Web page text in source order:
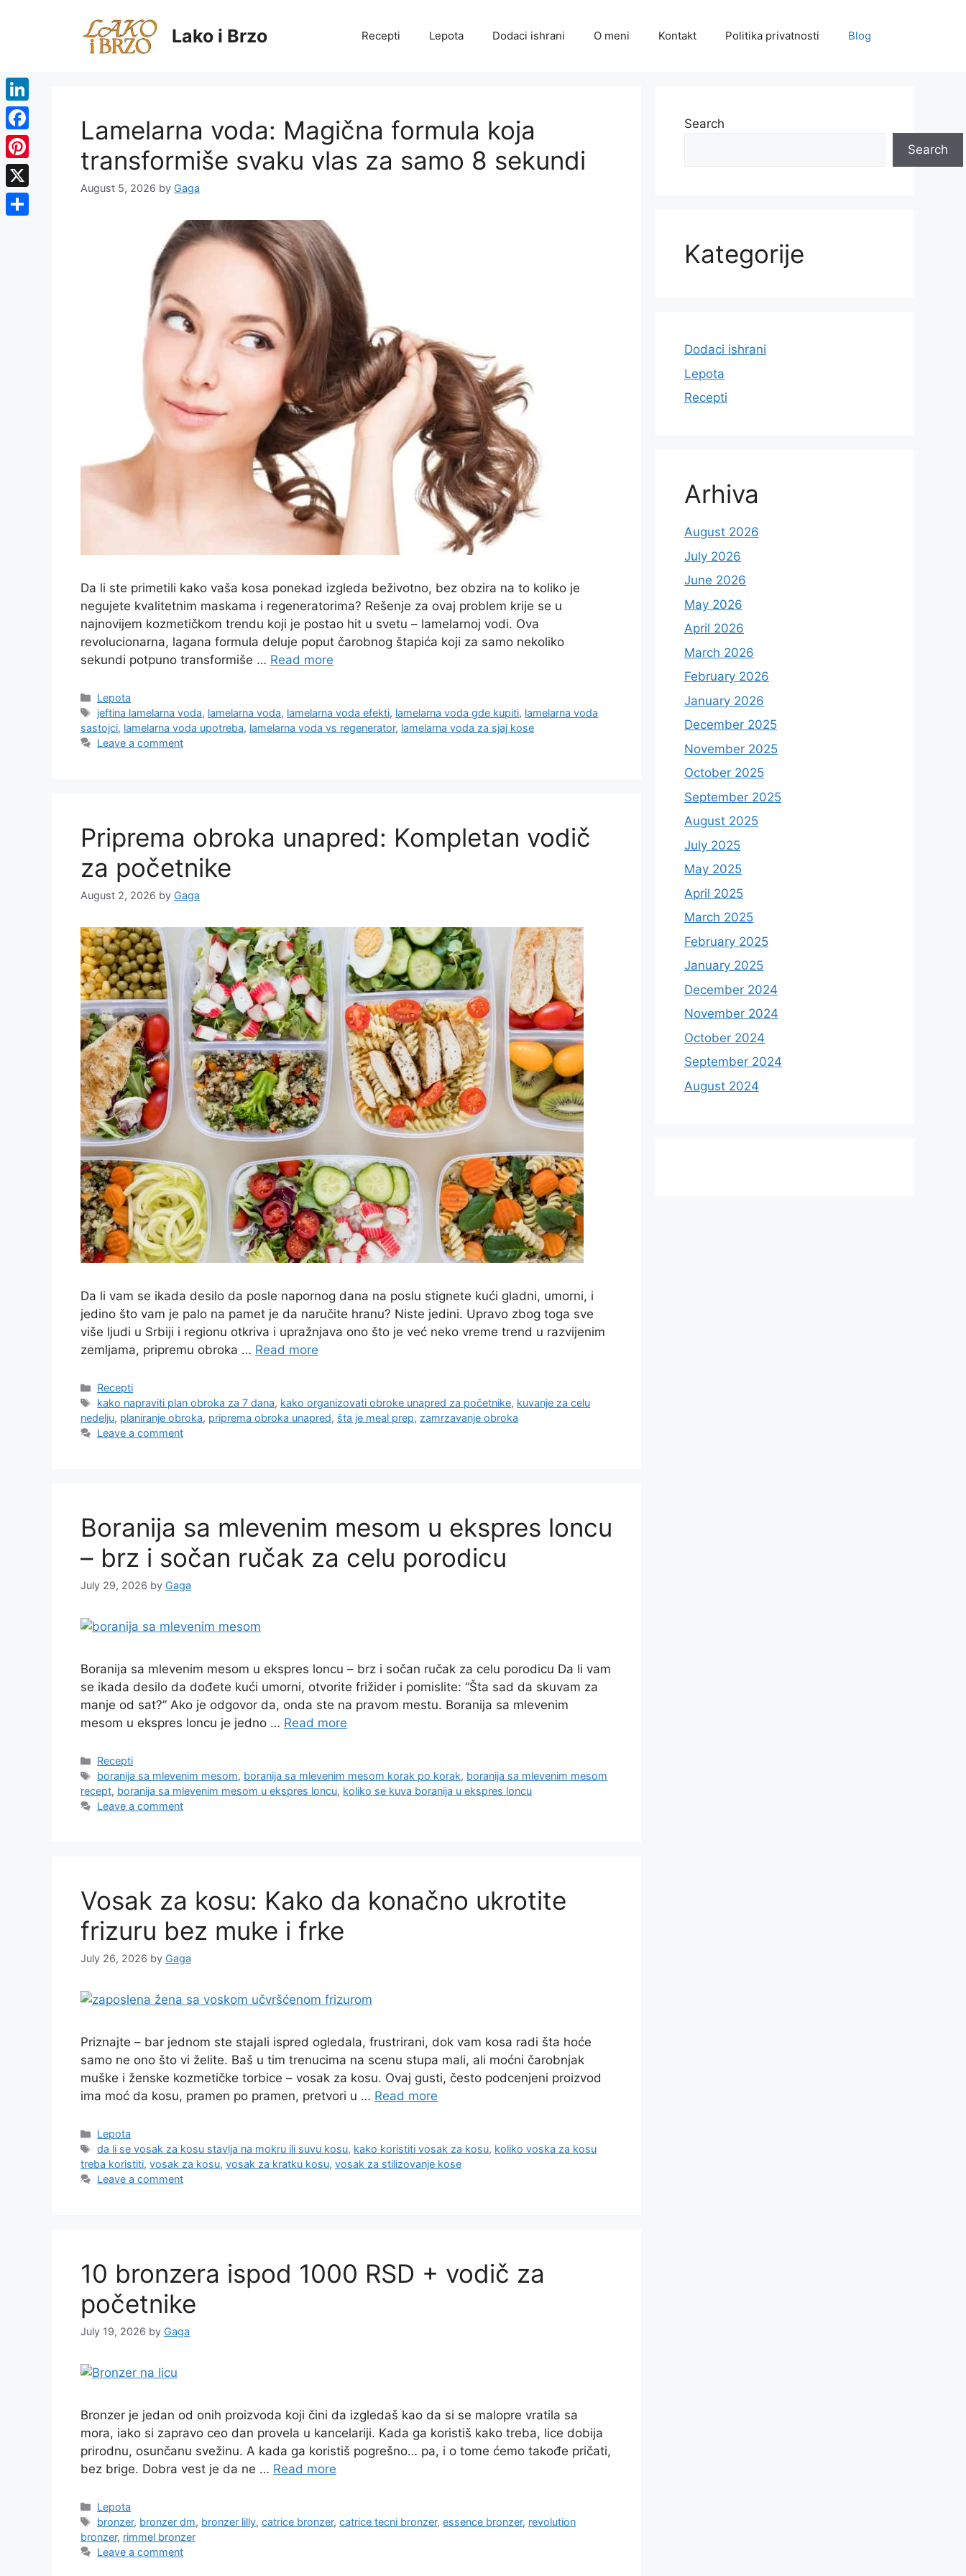
Lako i Brzo Recepti Lepota Dodaci ishrani O meni Kontakt Politika privatnosti Blog
Lamelarna voda: Magična formula koja
transformiše svaku vlas za samo 8 sekundi
August 5, 2026 by Gaga
Da li ste primetili kako vaša kosa ponekad izgleda beživotno, bez obzira na to koliko je
negujete kvalitetnim maskama i regeneratorima? Rešenje za ovaj problem krije se u
najnovijem kozmetičkom trendu koji je postao hit u svetu – lamelarnoj vodi. Ova
revolucionarna, lagana formula deluje poput čarobnog štapića koji za samo nekoliko
sekundi potpuno transformiše … Read more
Categories
Lepota
Tags
jeftina lamelarna voda, lamelarna voda, lamelarna voda efekti, lamelarna voda gde kupiti, lamelarna voda
sastojci, lamelarna voda upotreba, lamelarna voda vs regenerator, lamelarna voda za sjaj kose
Leave a comment
Priprema obroka unapred: Kompletan vodič
za početnike
August 2, 2026 by Gaga
Da li vam se ikada desilo da posle napornog dana na poslu stignete kući gladni, umorni, i
jedino što vam je palo na pamet je da naručite hranu? Niste jedini. Upravo zbog toga sve
više ljudi u Srbiji i regionu otkriva i upražnjava ono što je već neko vreme trend u razvijenim
zemljama, pripremu obroka … Read more
Categories
Recepti
Tags
kako napraviti plan obroka za 7 dana, kako organizovati obroke unapred za početnike, kuvanje za celu
nedelju, planiranje obroka, priprema obroka unapred, šta je meal prep, zamrzavanje obroka
Leave a comment
Boranija sa mlevenim mesom u ekspres loncu
– brz i sočan ručak za celu porodicu
July 29, 2026 by Gaga
Boranija sa mlevenim mesom u ekspres loncu – brz i sočan ručak za celu porodicu Da li vam
se ikada desilo da dođete kući umorni, otvorite frižider i pomislite: “Šta sad da skuvam za
manje od sat?” Ako je odgovor da, onda ste na pravom mestu. Boranija sa mlevenim
mesom u ekspres loncu je jedno … Read more
Categories
Recepti
Tags
boranija sa mlevenim mesom, boranija sa mlevenim mesom korak po korak, boranija sa mlevenim mesom
recept, boranija sa mlevenim mesom u ekspres loncu, koliko se kuva boranija u ekspres loncu
Leave a comment
Vosak za kosu: Kako da konačno ukrotite
frizuru bez muke i frke
July 26, 2026 by Gaga
Priznajte – bar jednom ste stajali ispred ogledala, frustrirani, dok vam kosa radi šta hoće
samo ne ono što vi želite. Baš u tim trenucima na scenu stupa mali, ali moćni čarobnjak
muške i ženske kozmetičke torbice – vosak za kosu. Ovaj gusti, često podcenjeni proizvod
ima moć da kosu, pramen po pramen, pretvori u … Read more
Categories
Lepota
Tags
da li se vosak za kosu stavlja na mokru ili suvu kosu, kako koristiti vosak za kosu, koliko voska za kosu
treba koristiti, vosak za kosu, vosak za kratku kosu, vosak za stilizovanje kose
Leave a comment
10 bronzera ispod 1000 RSD + vodič za
početnike
July 19, 2026 by Gaga
Bronzer je jedan od onih proizvoda koji čini da izgledaš kao da si se malopre vratila sa
mora, iako si zapravo ceo dan provela u kancelariji. Kada ga koristiš kako treba, lice dobija
prirodnu, osunčanu svežinu. A kada ga koristiš pogrešno… pa, i o tome ćemo takođe pričati,
bez brige. Dobra vest je da ne … Read more
Categories
Lepota
Tags
bronzer, bronzer dm, bronzer lilly,catrice bronzer,catrice tecni bronzer,essence bronzer, revolution
bronzer, rimmel bronzer
Leave a comment
Search
Search
Kategorije
Dodaci ishrani
Lepota
Recepti
Arhiva
August 2026
July 2026
June 2026
May 2026
April 2026
March 2026
February 2026
January 2026
December 2025
November 2025
October 2025
September 2025
August 2025
July 2025
May 2025
April 2025
March 2025
February 2025
January 2025
December 2024
November 2024
October 2024
September 2024
August 2024
LinkedIn
Facebook
Pinterest
X